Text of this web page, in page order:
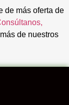
de más oferta de
de nuestros